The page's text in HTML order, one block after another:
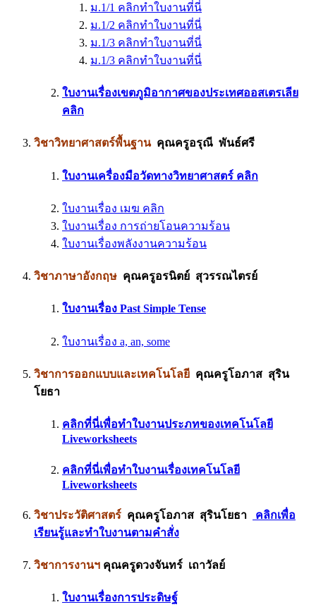
ม.1/1 คลิกทำใบงานที่นี่
ม.1/2 คลิกทำใบงานที่นี่
ม.1/3 คลิกทำใบงานที่นี่
ม.1/3 คลิกทำใบงานที่นี่
ใบงานเรื่องเขตภูมิอากาศของประเทศออสเตรเลีย
คลิก
วิชาวิทยาศาสตร์พื้นฐานคุณครูอรุณี พันธ์ศรี
ใบงานเครื่องมือวัดทางวิทยาศาสตร์ คลิก
ใบงานเรื่อง เมฆ คลิก
ใบงานเรื่อง การถ่ายโอนความร้อน
ใบงานเรื่องพลังงานความร้อน
วิชาภาษาอังกฤษ คุณครูอรนิตย์ สุวรรณไตรย์
ใบงานเรื่อง Past Simple Tense
ใบงานเรื่อง a, an, some
วิชาการออกแบบและเทคโนโลยี คุณครูโอภาส สุริน
โยธา
คลิกที่นี่เพื่อทำใบงานประภทของเทคโนโลยี
Liveworksheets
คลิกที่นี่เพื่อทำใบงานเรื่องเทคโนโลยี
Liveworksheets
วิชาประวัติศาสตร์ คุณครูโอภาส สุรินโยธา
คลิกเพื่อ
เรียนรู้และทำใบงานตามคำสั่ง
วิชาการงานฯ คุณครูดวงจันทร์ เถาวัลย์
ใบงานเรื่องการประดิษฐ์